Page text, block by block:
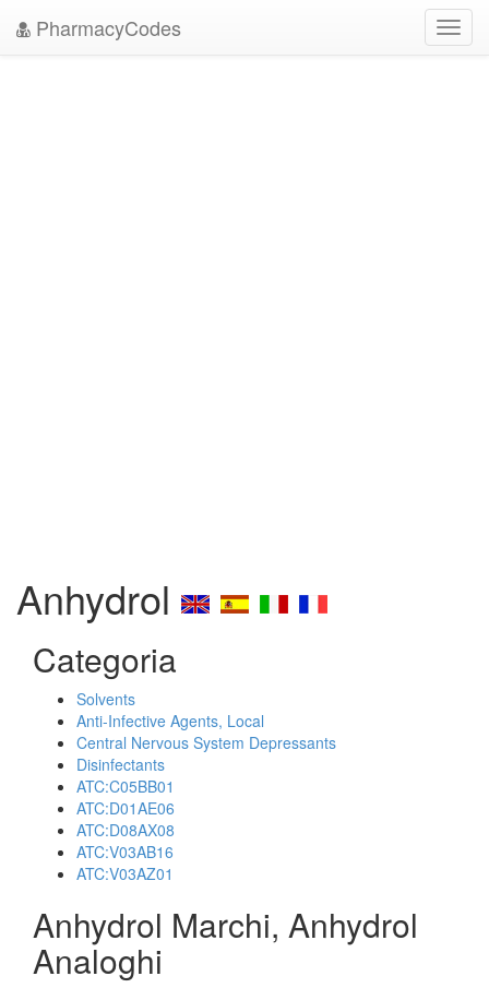
PharmacyCodes
Anhydrol
Categoria
Solvents
Anti-Infective Agents, Local
Central Nervous System Depressants
Disinfectants
ATC:C05BB01
ATC:D01AE06
ATC:D08AX08
ATC:V03AB16
ATC:V03AZ01
Anhydrol Marchi, Anhydrol
Analoghi